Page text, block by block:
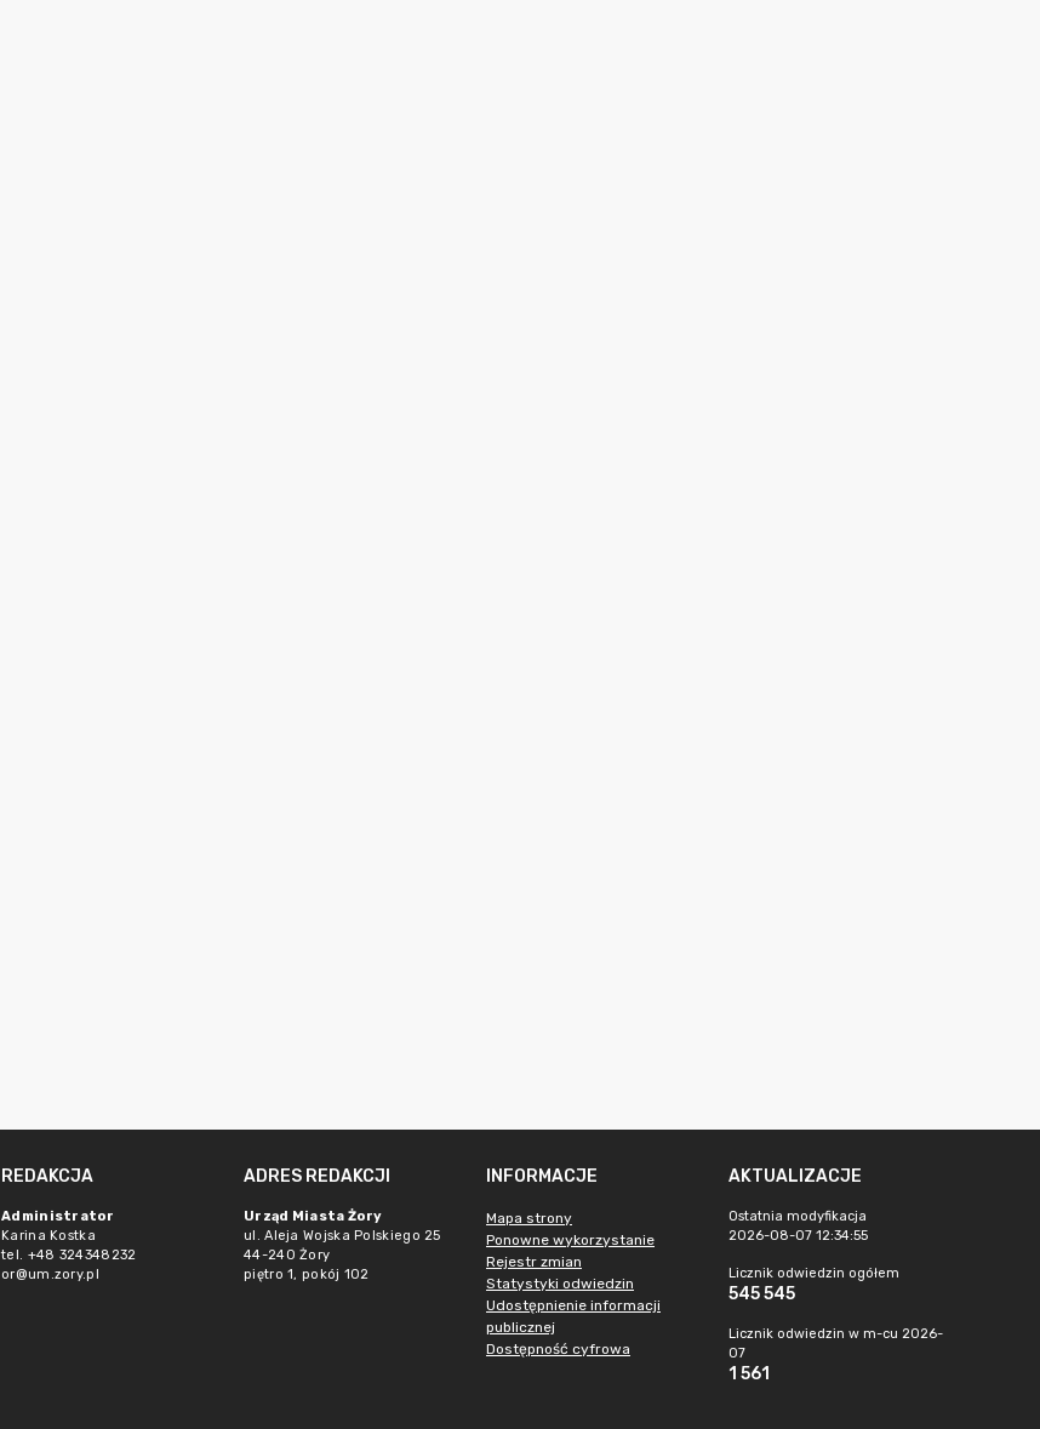
REDAKCJA
Administrator
Karina Kostka
tel. +48 324348232
or@um.zory.pl
ADRES REDAKCJI
Urząd Miasta Żory
ul. Aleja Wojska Polskiego 25
44-240 Żory
piętro 1, pokój 102
INFORMACJE
Mapa strony
Ponowne wykorzystanie
Rejestr zmian
Statystyki odwiedzin
Udostępnienie informacji
publicznej
Dostępność cyfrowa
AKTUALIZACJE
Ostatnia modyfikacja
2026-08-07 12:34:55
Licznik odwiedzin ogółem
545 545
Licznik odwiedzin w m-cu 2026-
07
1 561